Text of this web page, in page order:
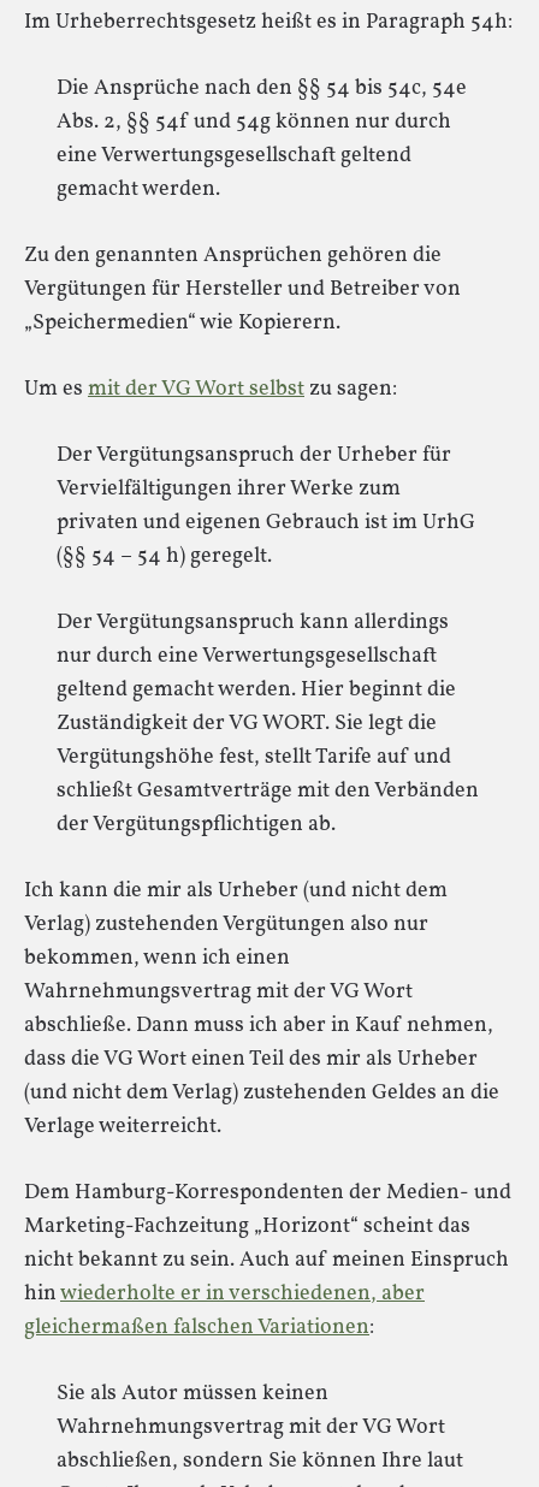
Im Urheberrechtsgesetz heißt es in Paragraph 54h:
Die Ansprüche nach den §§ 54 bis 54c, 54e
Abs. 2, §§ 54f und 54g können nur durch
eine Verwertungsgesellschaft geltend
gemacht werden.
Zu den genannten Ansprüchen gehören die
Vergütungen für Hersteller und Betreiber von
„Speichermedien“ wie Kopierern.
Um es mit der VG Wort selbst zu sagen:
Der Vergütungsanspruch der Urheber für
Vervielfältigungen ihrer Werke zum
privaten und eigenen Gebrauch ist im UrhG
(§§ 54 – 54 h) geregelt.
Der Vergütungsanspruch kann allerdings
nur durch eine Verwertungsgesellschaft
geltend gemacht werden. Hier beginnt die
Zuständigkeit der VG WORT. Sie legt die
Vergütungshöhe fest, stellt Tarife auf und
schließt Gesamtverträge mit den Verbänden
der Vergütungspflichtigen ab.
Ich kann die mir als Urheber (und nicht dem
Verlag) zustehenden Vergütungen also nur
bekommen, wenn ich einen
Wahrnehmungsvertrag mit der VG Wort
abschließe. Dann muss ich aber in Kauf nehmen,
dass die VG Wort einen Teil des mir als Urheber
(und nicht dem Verlag) zustehenden Geldes an die
Verlage weiterreicht.
Dem Hamburg-Korrespondenten der Medien- und
Marketing-Fachzeitung „Horizont“ scheint das
nicht bekannt zu sein. Auch auf meinen Einspruch
hinwiederholte er in verschiedenen, aber
gleichermaßen falschen Variationen:
Sie als Autor müssen keinen
Wahrnehmungsvertrag mit der VG Wort
abschließen, sondern Sie können Ihre laut